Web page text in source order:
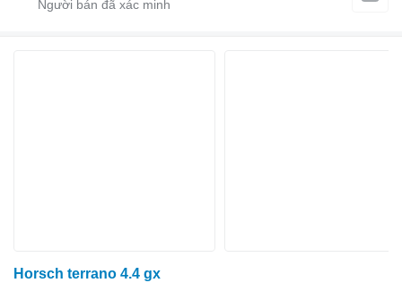
Horsch terrano 4.4 gx